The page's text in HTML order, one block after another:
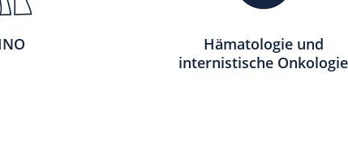
Hämatologie und
internistische Onkologie